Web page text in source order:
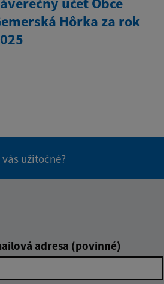
Hôrka za rok
užitočné?
adresa (povinné)